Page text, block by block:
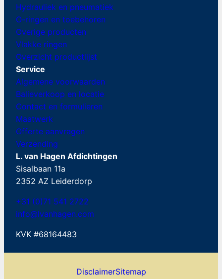
Hydrauliek en pneumatiek
O-ringen en toebehoren
Overige producten
Vlakke ringen
Overzicht productlijst
Service
Algemene voorwaarden
Balieverkoop en locatie
Contact en formulieren
Maatwerk
Offerte aanvragen
Verzending
L. van Hagen Afdichtingen
Sisalbaan 11a
2352 AZ Leiderdorp
+31 (0)71 541 2722
info@lvanhagen.com
KVK #68164483
DisclaimerSitemap